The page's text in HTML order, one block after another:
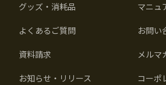
グッズ・消耗品 マニュ
よくあるご質問 お問い
資料請求 メルマ
お知らせ・リリース コーポ